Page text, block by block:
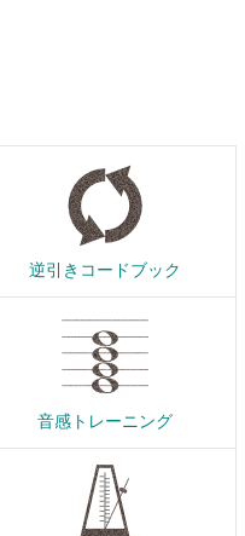
逆引きコードブック
音感トレーニング